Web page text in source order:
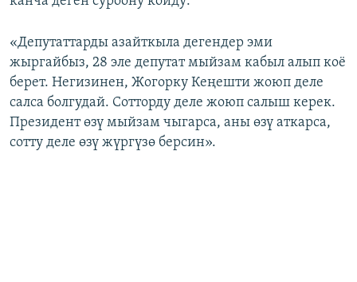
«Депутаттарды азайткыла дегендер эми
жыргайбыз, 28 эле депутат мыйзам кабыл алып коё
берет. Негизинен, Жогорку Кеңешти жоюп деле
салса болгудай. Сотторду деле жоюп салыш керек.
Президент өзү мыйзам чыгарса, аны өзү аткарса,
сотту деле өзү жүргүзө берсин».